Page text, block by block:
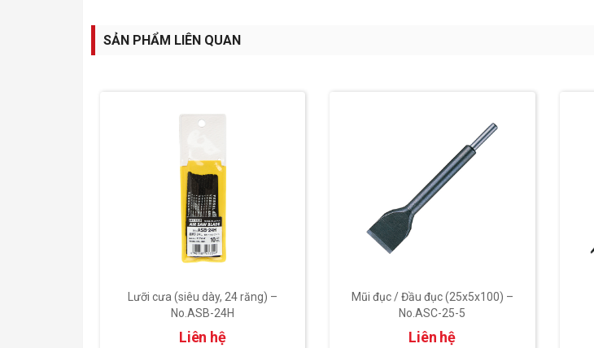
SẢN PHẨM LIÊN QUAN
Lưỡi cưa (siêu dày, 24 răng) –
No.ASB-24H
Liên hệ
Mũi đục / Đầu đục (25x5x100) –
No.ASC-25-5
Liên hệ